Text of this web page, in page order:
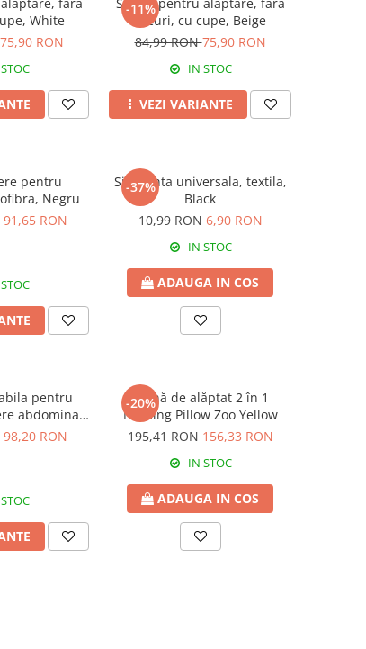
White
75,90 RON
-11%
arcuri, cu cupe, Beige
84,99 RON75,90 RON
IN STOC
VEZI VARIANTE
pentru
Negru
91,65 RON
-37%
Siguranta universala, textila,
Black
10,99 RON6,90 RON
IN STOC
ADAUGA IN COS
pentru
abdominala
White
98,20 RON
-20%
Pernă de alăptat 2 în 1
Nursing Pillow Zoo Yellow
195,41 RON156,33 RON
IN STOC
ADAUGA IN COS